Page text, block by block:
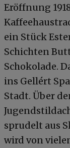
Eröffnung
ein Stück
Schichten
Schokolade.
ins Gellért
Stadt. Über
sprudelt aus
wird von